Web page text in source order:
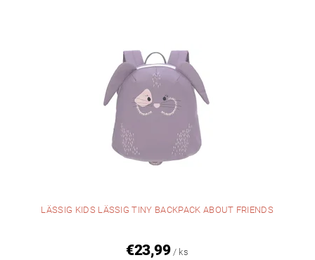
LÄSSIG KIDS LÄSSIG TINY BACKPACK ABOUT FRIENDS
€23,99 / ks